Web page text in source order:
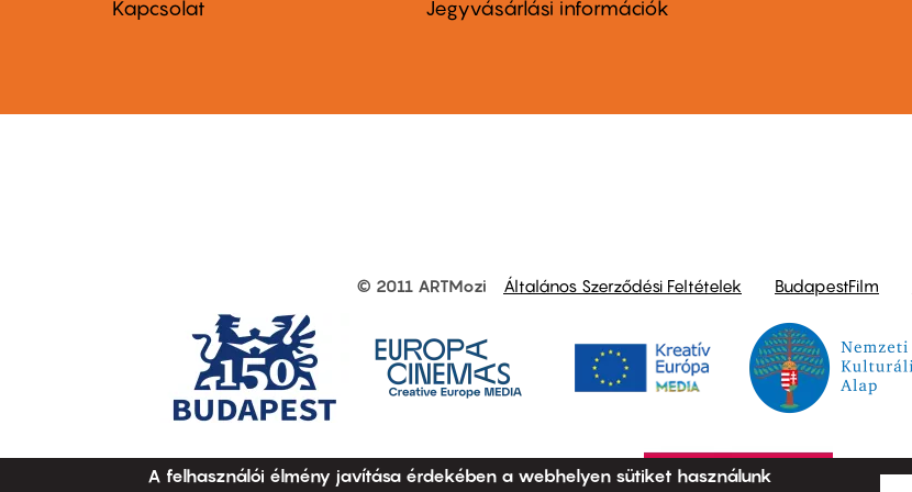
menu
Kapcsolat
menu
Jegyvásárlási információk
other
© 2011 ARTMozi Általános Szerződési Feltételek BudapestFilm
A felhasználói élmény javítása érdekében a webhelyen sütiket használunk